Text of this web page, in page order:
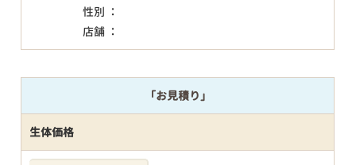
性別 ：
店舗 ：
「お見積り」
生体価格